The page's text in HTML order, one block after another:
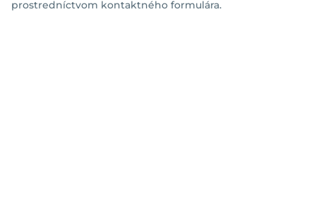
prostredníctvom kontaktného formulára.